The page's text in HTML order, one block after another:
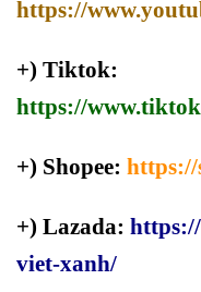
https://
+) Tiktok:
https://
+) Shopee: https://
+) Lazada:
viet-xanh/